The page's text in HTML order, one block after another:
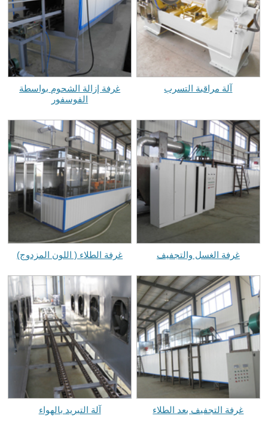
آلة مراقبة التسرب
غرفة إزالة الشحوم بواسطة
الفوسفور
غرفة الغسل والتجفيف غرفة الطلاء ( اللون المزدوج)
غرفة التجفيف بعد الطلاء آلة التبريد بالهواء